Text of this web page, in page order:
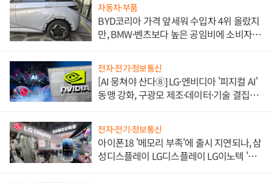
자동차·부품
BYD코리아 가격 앞세워 수입차 4위 올랐지
만, BMW·벤츠보다 높은 공임비에 소비자
전자·전기·정보통신
[AI 뭉쳐야 산다⑧] LG·엔비디아 '피지컬 AI'
동맹 강화, 구광모 제조·데이터·기술 결집
전자·전기·정보통신
아이폰18 '메모리 부족'에 출시 지연되나, 삼
성디스플레이 LG디스플레이 LG이노텍 '탈